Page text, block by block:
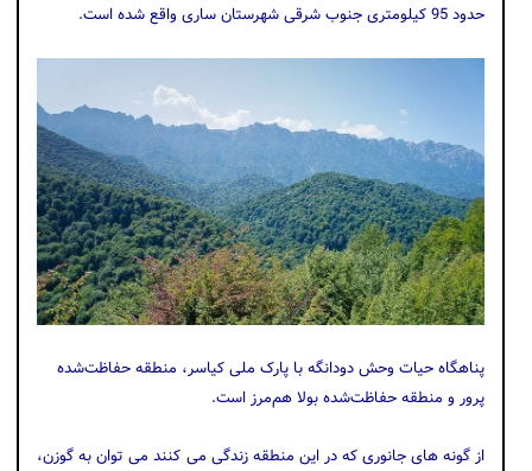
حدود 95 کیلومتری جنوب شرقی شهرستان ساری واقع شده است.
پناهگاه حیات وحش دودانگه با پارک ملی کیاسر، منطقه حفاظت‌شده
پرور و منطقه حفاظت‌شده بولا هم‌مرز است.
از گونه های جانوری که در این منطقه زندگی می کنند می توان به گوزن،